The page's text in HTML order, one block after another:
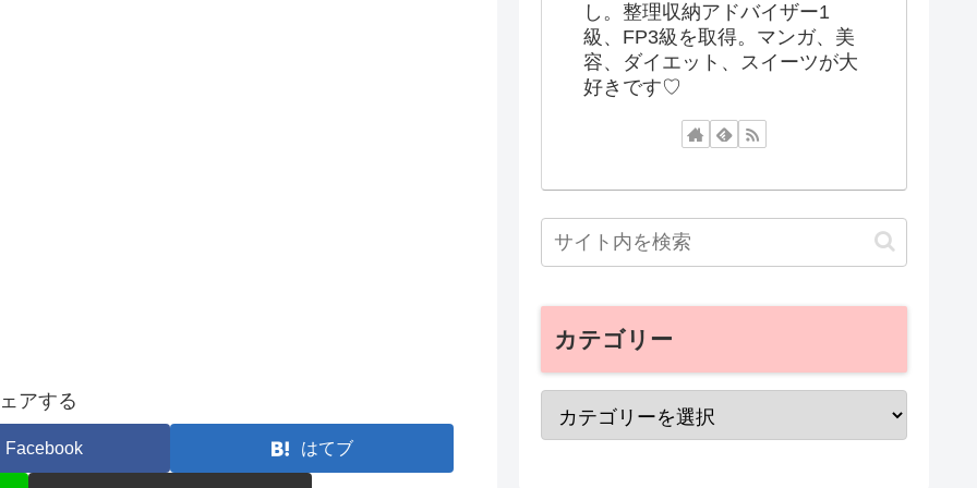
アする
Facebook はてブ
し。整理収納アドバイザー1
級、FP3級を取得。マンガ、美
容、ダイエット、スイーツが大
好きです♡
カテゴリー